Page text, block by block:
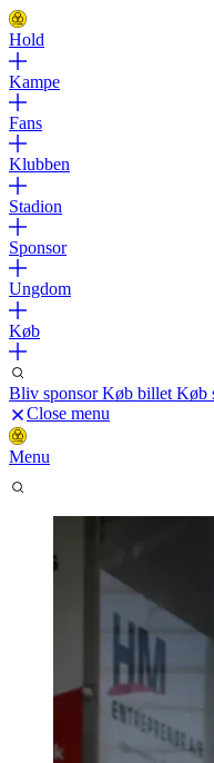
Hold
Kampe
Fans
Klubben
Stadion
Sponsor
Ungdom
Køb
Bliv sponsorKøb billet Køb
Close menu
Menu